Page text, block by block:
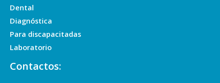
Dental
Diagnóstica
Para discapacitadas
Laboratorio
Contactos: